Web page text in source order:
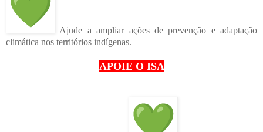
Ajude a ampliar ações de prevenção e adaptação
climática nos territórios indígenas.
APOIE O ISA